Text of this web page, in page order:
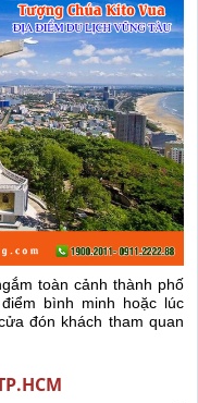
toàn cảnh thành phố
bình minh hoặc lúc
đón khách tham quan